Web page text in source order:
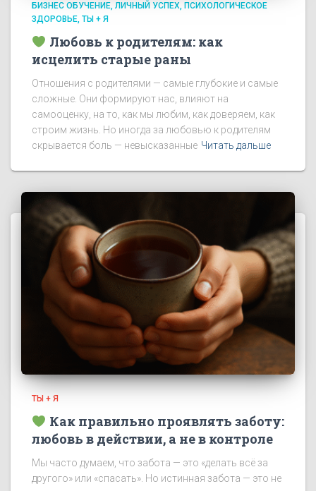
БИЗНЕС ОБУЧЕНИЕ ЛИЧНЫЙ УСПЕХ ПСИХОЛОГИЧЕСКОЕ
ЗДОРОВЬЕ ТЫ + Я
Любовь к родителям: как
исцелить старые раны
Отношения с родителями — самые глубокие и самые
сложные. Они формируют нас, влияют на
самооценку, на то, как мы любим, как доверяем, как
строим жизнь. Но иногда за любовью к родителям
скрывается боль — невысказанные Читать дальше
ТЫ + Я
Как правильно проявлять заботу:
любовь в действии, а не в контроле
Мы часто думаем, что забота — это «делать всё за
другого» или «спасать». Но истинная забота — это не